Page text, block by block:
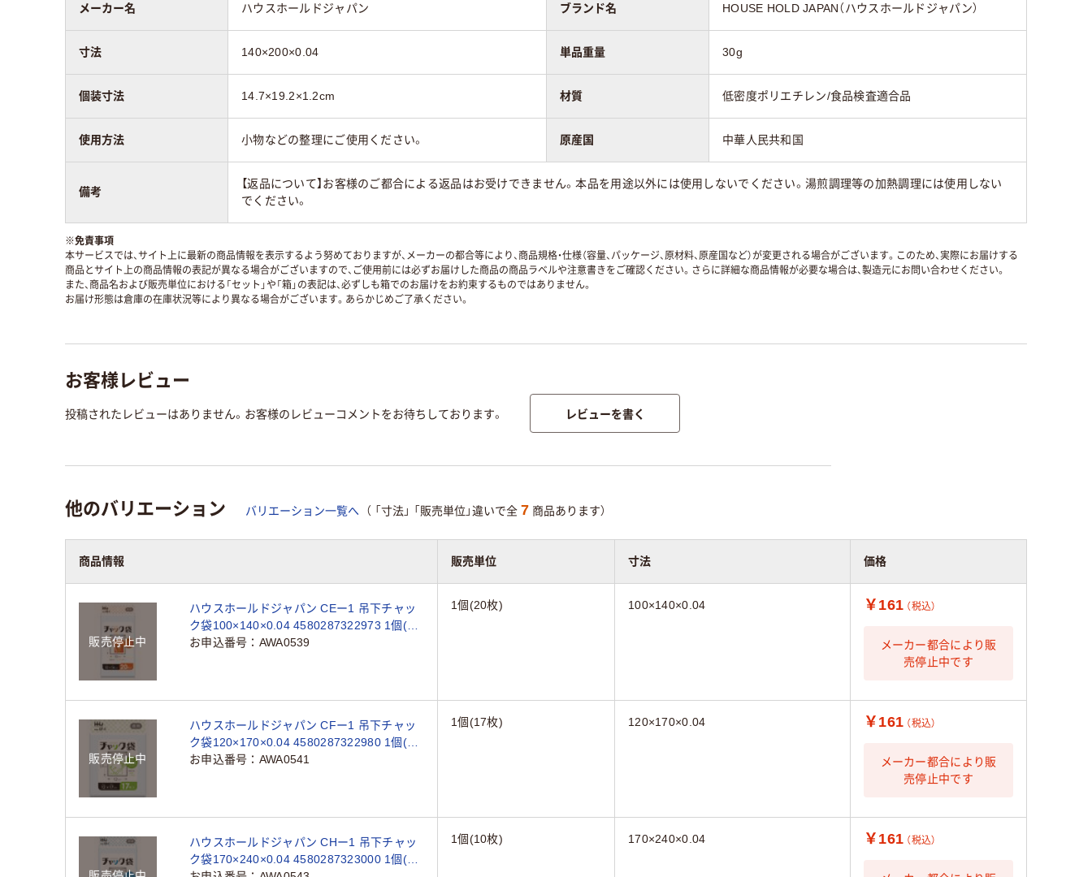
メーカー名 ハウスホールドジャパン ブランド名 HOUSE HOLD JAPAN（ハウスホールドジャパン）
寸法 140×200×0.04 単品重量 30g
個装寸法 14.7×19.2×1.2cm 材質 低密度ポリエチレン/食品検査適合品
使用方法 小物などの整理にご使用ください。 原産国 中華人民共和国
備考
【返品について】お客様のご都合による返品はお受けできません。本品を用途以外には使用しないでください。湯煎調理等の加熱調理には使用しない
でください。
※免責事項
本サービスでは、サイト上に最新の商品情報を表示するよう努めておりますが、メーカーの都合等により、商品規格・仕様（容量、パッケージ、原材料、原産国など）が変更される場合がございます。このため、実際にお届けする
商品とサイト上の商品情報の表記が異なる場合がございますので、ご使用前には必ずお届けした商品の商品ラベルや注意書きをご確認ください。さらに詳細な商品情報が必要な場合は、製造元にお問い合わせください。
また、商品名および販売単位における「セット」や「箱」の表記は、必ずしも箱でのお届けをお約束するものではありません。
お届け形態は倉庫の在庫状況等により異なる場合がございます。あらかじめご了承ください。
お客様レビュー
投稿されたレビューはありません。お客様のレビューコメントをお待ちしております。 レビューを書く
他のバリエーション バリエーション一覧へ （ 「寸法」 「販売単位」違いで全 7 商品あります）
商品情報 販売単位 寸法 価格
販売停止中
ハウスホールドジャパン CEー1 吊下チャッ
ク袋100×140×0.04 4580287322973 1個(20
枚)（直送品）
お申込番号 AWA0539
1個(20枚) 100×140×0.04 ￥161 （税込）
メーカー都合により販
売停止中です
販売停止中
ハウスホールドジャパン CFー1 吊下チャッ
ク袋120×170×0.04 4580287322980 1個(17
枚)（直送品）
お申込番号 AWA0541
1個(17枚) 120×170×0.04 ￥161 （税込）
メーカー都合により販
売停止中です
ハウスホールドジャパン CHー1 吊下チャッ
ク袋170×240×0.04 4580287323000 1個(10
1個(10枚) 170×240×0.04 ￥161 （税込）